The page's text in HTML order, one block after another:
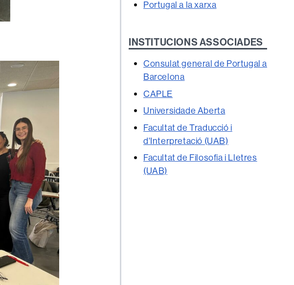
Portugal a la xarxa
INSTITUCIONS ASSOCIADES
Consulat general de Portugal a
Barcelona
CAPLE
Universidade Aberta
Facultat de Traducció i
d'Interpretació (UAB)
Facultat de Filosofia i Lletres
(UAB)